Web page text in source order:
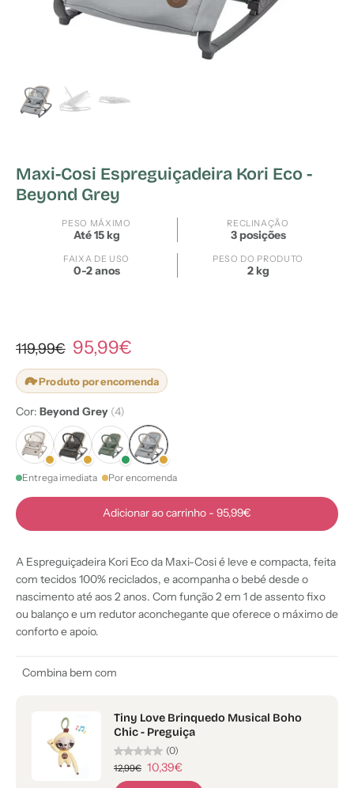
Maxi-Cosi Espreguiçadeira Kori Eco -
Beyond Grey
PESO MÁXIMO
Até 15 kg
RECLINAÇÃO
3 posições
FAIXA DE USO
0-2 anos
PESO DO PRODUTO
2 kg
119,99€ 95,99€
Produto por encomenda
Cor: Beyond Grey (4)
Entrega imediata Por encomenda
Adicionar ao carrinho - 95,99€
A Espreguiçadeira Kori Eco da Maxi-Cosi é leve e compacta, feita
com tecidos 100% reciclados, e acompanha o bebé desde o
nascimento até aos 2 anos. Com função 2 em 1 de assento fixo
ou balanço e um redutor aconchegante que oferece o máximo de
conforto e apoio.
Combina bem com
Tiny Love Brinquedo Musical Boho
Chic - Preguiça
(0)
12,99€ 10,39€